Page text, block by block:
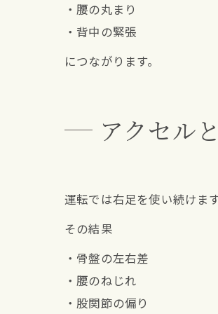
・腰の丸まり
・背中の緊張
につながります。
アクセル
運転では右足を使い続けます
その結果
・骨盤の左右差
・腰のねじれ
・股関節の偏り